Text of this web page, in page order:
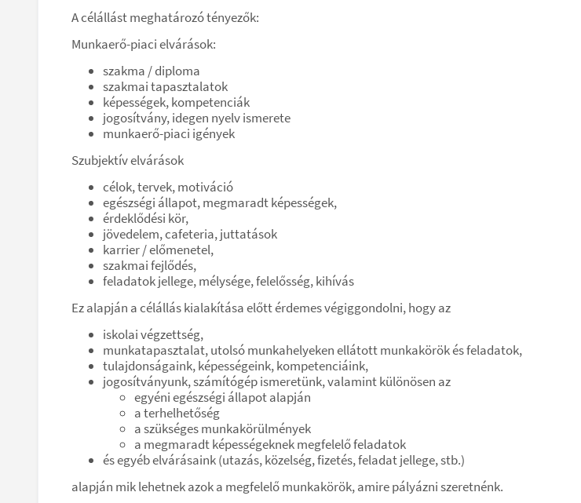
A célállást meghatározó tényezők:
Munkaerő-piaci elvárások:
szakma / diploma
szakmai tapasztalatok
képességek, kompetenciák
jogosítvány, idegen nyelv ismerete
munkaerő-piaci igények
Szubjektív elvárások
célok, tervek, motiváció
egészségi állapot, megmaradt képességek,
érdeklődési kör,
jövedelem, cafeteria, juttatások
karrier / előmenetel,
szakmai fejlődés,
feladatok jellege, mélysége, felelősség, kihívás
Ez alapján a célállás kialakítása előtt érdemes végiggondolni, hogy az
iskolai végzettség,
munkatapasztalat, utolsó munkahelyeken ellátott munkakörök és feladatok,
tulajdonságaink, képességeink, kompetenciáink,
jogosítványunk, számítógép ismeretünk, valamint különösen az
egyéni egészségi állapot alapján
a terhelhetőség
a szükséges munkakörülmények
a megmaradt képességeknek megfelelő feladatok
és egyéb elvárásaink (utazás, közelség, fizetés, feladat jellege, stb.)
alapján mik lehetnek azok a megfelelő munkakörök, amire pályázni szeretnénk.